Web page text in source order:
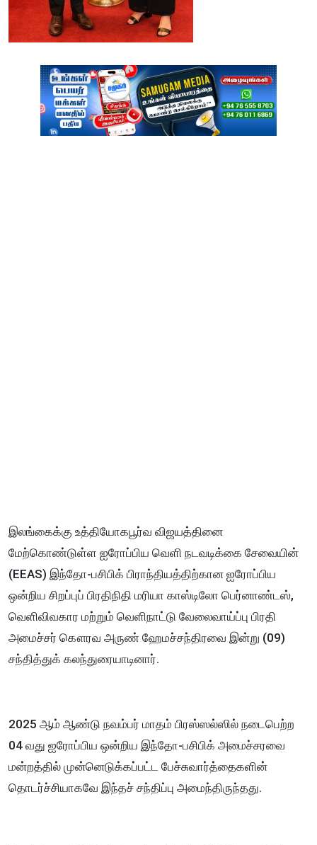
இலங்கைக்கு உத்தியோகபூர்வ விஜயத்தினை
மேற்கொண்டுள்ள ஐரோப்பிய வெளி நடவடிக்கை சேவையின்
(EEAS) இந்தோ-பசிபிக் பிராந்தியத்திற்கான ஐரோப்பிய
ஒன்றிய சிறப்புப் பிரதிநிதி மரியா காஸ்டிலோ பெர்னாண்டஸ்,
வெளிவிவகார மற்றும் வெளிநாட்டு வேலைவாய்ப்பு பிரதி
அமைச்சர் கௌரவ அருண் ஹேமச்சந்திரவை இன்று (09)
சந்தித்துக் கலந்துரையாடினார்.
2025 ஆம் ஆண்டு நவம்பர் மாதம் பிரஸ்ஸல்ஸில் நடைபெற்ற
04 வது ஐரோப்பிய ஒன்றிய இந்தோ-பசிபிக் அமைச்சரவை
மன்றத்தில் முன்னெடுக்கப்பட்ட பேச்சுவார்த்தைகளின்
தொடர்ச்சியாகவே இந்தச் சந்திப்பு அமைந்திருந்தது.